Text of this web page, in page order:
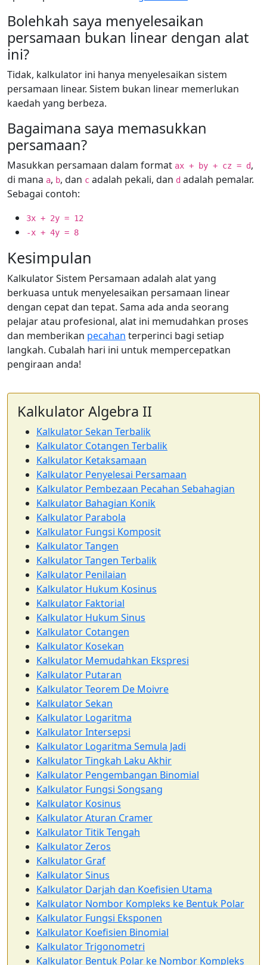
Bolehkah saya menyelesaikan
persamaan bukan linear dengan alat
ini?
Tidak, kalkulator ini hanya menyelesaikan sistem
persamaan linear. Sistem bukan linear memerlukan
kaedah yang berbeza.
Bagaimana saya memasukkan
persamaan?
Masukkan persamaan dalam format ax + by + cz = d,
di mana a, b, dan c adalah pekali, dan d adalah pemalar.
Sebagai contoh:
3x + 2y = 12
-x + 4y = 8
Kesimpulan
Kalkulator Sistem Persamaan adalah alat yang
berkuasa untuk menyelesaikan persamaan linear
dengan cepat dan tepat. Sama ada anda seorang
pelajar atau profesional, alat ini memudahkan proses
dan memberikan pecahan terperinci bagi setiap
langkah. Cubalah hari ini untuk mempercepatkan
pengiraan anda!
Kalkulator Algebra II
Kalkulator Sekan Terbalik
Kalkulator Cotangen Terbalik
Kalkulator Ketaksamaan
Kalkulator Penyelesai Persamaan
Kalkulator Pembezaan Pecahan Sebahagian
Kalkulator Bahagian Konik
Kalkulator Parabola
Kalkulator Fungsi Komposit
Kalkulator Tangen
Kalkulator Tangen Terbalik
Kalkulator Penilaian
Kalkulator Hukum Kosinus
Kalkulator Faktorial
Kalkulator Hukum Sinus
Kalkulator Cotangen
Kalkulator Kosekan
Kalkulator Memudahkan Ekspresi
Kalkulator Putaran
Kalkulator Teorem De Moivre
Kalkulator Sekan
Kalkulator Logaritma
Kalkulator Intersepsi
Kalkulator Logaritma Semula Jadi
Kalkulator Tingkah Laku Akhir
Kalkulator Pengembangan Binomial
Kalkulator Fungsi Songsang
Kalkulator Kosinus
Kalkulator Aturan Cramer
Kalkulator Titik Tengah
Kalkulator Zeros
Kalkulator Graf
Kalkulator Sinus
Kalkulator Darjah dan Koefisien Utama
Kalkulator Nombor Kompleks ke Bentuk Polar
Kalkulator Fungsi Eksponen
Kalkulator Koefisien Binomial
Kalkulator Trigonometri
Kalkulator Bentuk Polar ke Nombor Kompleks